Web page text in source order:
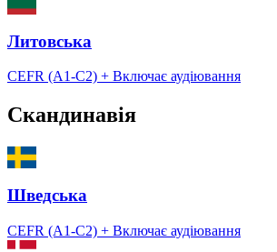
Литовська
CEFR (A1-C2) + Включає аудіювання
Скандинавія
Шведська
CEFR (A1-C2) + Включає аудіювання